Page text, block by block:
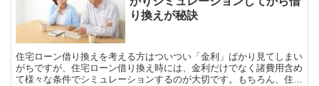
り換えが秘訣
住宅ローン借り換えを考える方はついつい「金利」ばかり見てしまい
がちですが、住宅ローン借り換え時には、金利だけでなく諸費用含め
て様々な条件でシミュレーションするのが大切です。もちろん、住宅